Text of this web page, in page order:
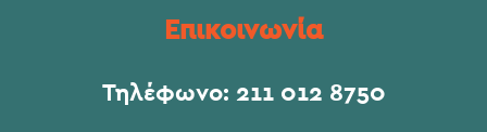
Επικοινωνία
Τηλέφωνο: 211 012 8750